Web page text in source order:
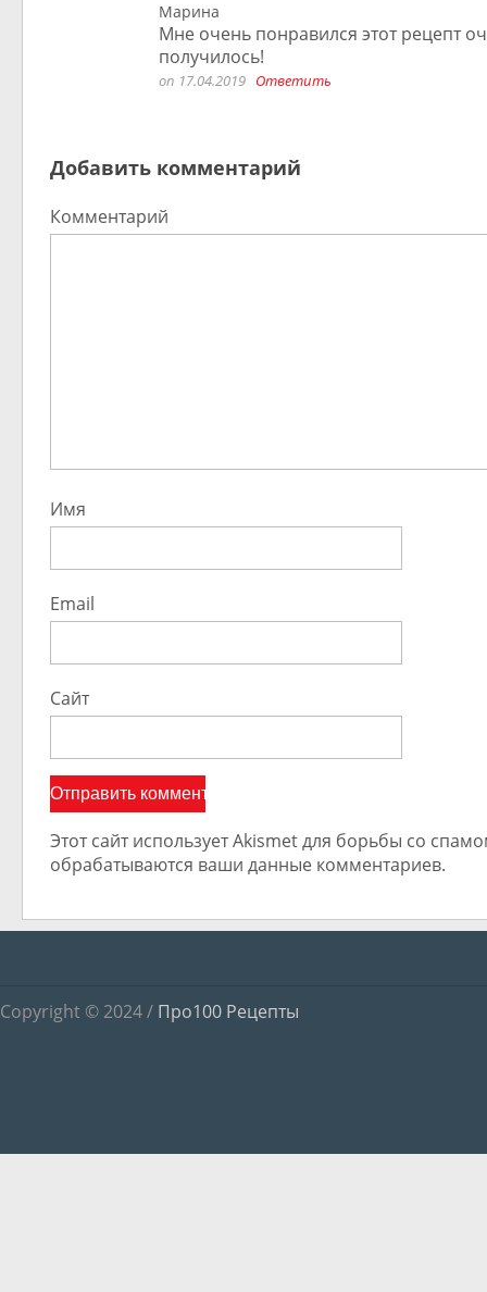
Марина
Мне очень понравился этот рецепт
получилось!
on 17.04.2019 Ответить
Добавить комментарий
Комментарий
Имя
Email
Сайт
Этот сайт использует Akismet для борьбы со
обрабатываются ваши данные комментариев.
Copyright © 2024 / Про100 Рецепты